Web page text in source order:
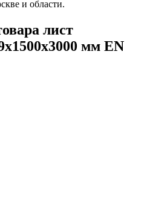
и области.
лист
мм EN